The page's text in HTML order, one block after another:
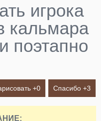
игрока
кальмара
поэтапно
+0 Спасибо +3